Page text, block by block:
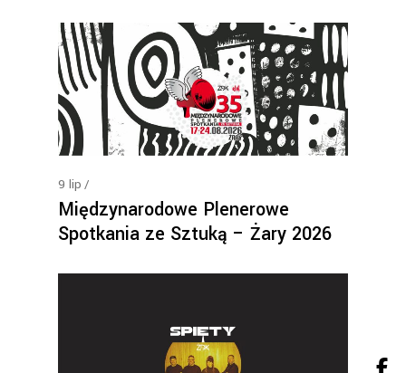
9 lip
Międzynarodowe Plenerowe
Spotkania ze Sztuką – Żary 2026